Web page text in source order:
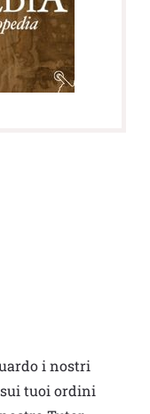
i nostri
tuoi ordini